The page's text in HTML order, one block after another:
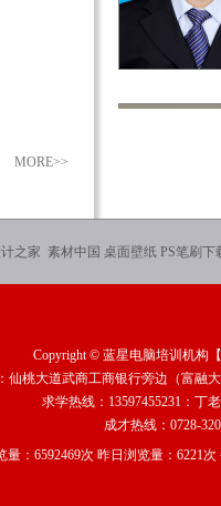
MORE>>
之家 素材中国 桌面壁纸 PS笔刷下
Copyright © 蓝星电脑培训机构
仙桃大道武商工商银行旁边（富融
求学热线：13597455231：丁
成才热线：0728-
量：6592469次 昨日浏览量：6221